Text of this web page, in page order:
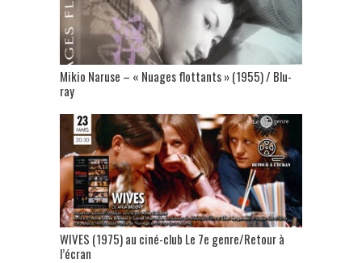
Mikio Naruse – « Nuages flottants » (1955) / Blu-
ray
WIVES (1975) au ciné-club Le 7e genre/Retour à
l’écran